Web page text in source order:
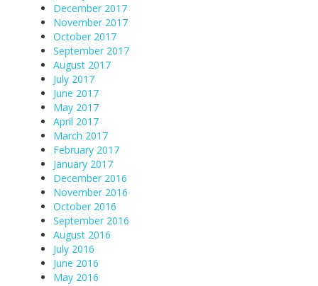
December 2017
November 2017
October 2017
September 2017
August 2017
July 2017
June 2017
May 2017
April 2017
March 2017
February 2017
January 2017
December 2016
November 2016
October 2016
September 2016
August 2016
July 2016
June 2016
May 2016